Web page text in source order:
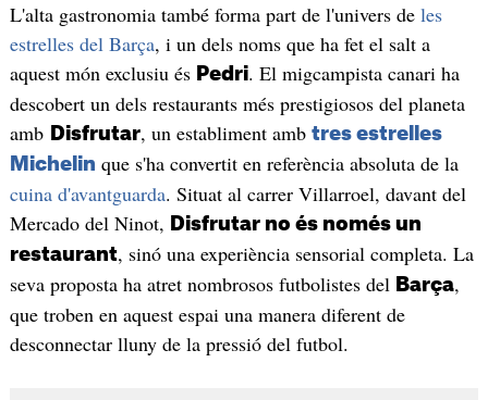
L'alta gastronomia també forma part de l'univers de les
estrelles del Barça, i un dels noms que ha fet el salt a
aquest món exclusiu és Pedri. El migcampista canari ha
descobert un dels restaurants més prestigiosos del planeta
amb Disfrutar, un establiment amb tres estrelles
Michelin que s'ha convertit en referència absoluta de la
cuina d'avantguarda. Situat al carrer Villarroel, davant del
Mercado del Ninot, Disfrutar no és només un
restaurant, sinó una experiència sensorial completa. La
seva proposta ha atret nombrosos futbolistes del Barça,
que troben en aquest espai una manera diferent de
desconnectar lluny de la pressió del futbol.